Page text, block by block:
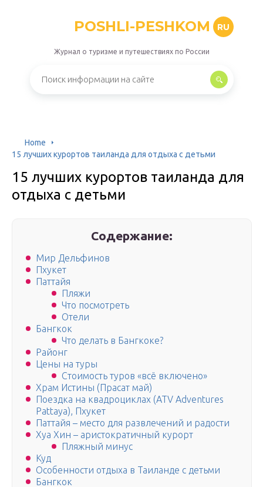
POSHLI-PESHKOM RU
Журнал о туризме и путешествиях по России
Home
15 лучших курортов таиланда для отдыха с детьми
15 лучших курортов таиланда для
отдыха с детьми
Содержание:
Мир Дельфинов
Пхукет
Паттайя
Пляжи
Что посмотреть
Отели
Бангкок
Что делать в Бангкоке?
Районг
Цены на туры
Стоимость туров «всё включено»
Храм Истины (Прасат май)
Поездка на квадроциклах (ATV Adventures
Pattaya), Пхукет
Паттайя – место для развлечений и радости
Хуа Хин – аристократичный курорт
Пляжный минус
Куд
Особенности отдыха в Таиланде с детьми
Бангкок